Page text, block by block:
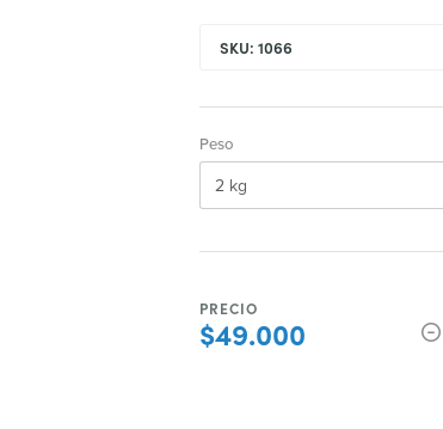
SKU: 1066
Peso
PRECIO
$49.000